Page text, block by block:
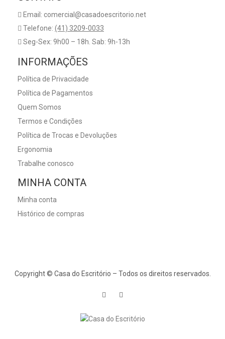
Email: comercial@casadoescritorio.net
Telefone: (41) 3209-0033
Seg-Sex: 9h00 – 18h. Sab: 9h-13h
INFORMAÇÕES
Política de Privacidade
Política de Pagamentos
Quem Somos
Termos e Condições
Política de Trocas e Devoluções
Ergonomia
Trabalhe conosco
MINHA CONTA
Minha conta
Histórico de compras
Copyright © Casa do Escritório – Todos os direitos reservados.